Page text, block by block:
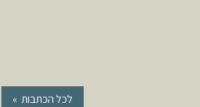
« לכל הכתבות